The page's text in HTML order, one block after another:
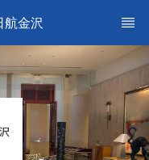
航金沢